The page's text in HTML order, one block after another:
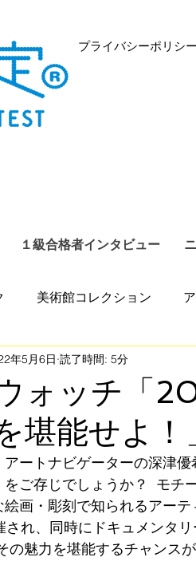
プライバシーポリシー
１級合格者インタビュー
美術館コレクション
定勉強方法 オンラインで
どもと美術館 展覧会・ア
ォッチ「
堪能せよ！
年5月6日 読了時間: 5分
ートナビゲーターの深津優
ご存じでしょうか？  モチ
画・彫刻で知られるアー
れ、同時にドキュメンタリ
の魅力を堪能するチャンス